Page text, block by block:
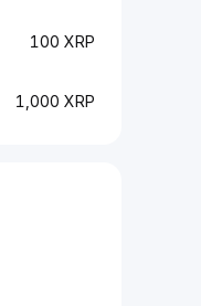
100 XRP
1,000 XRP